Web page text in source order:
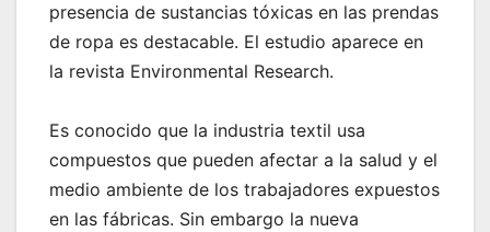
presencia de sustancias tóxicas en las prendas
de ropa es destacable. El estudio aparece en
la revista Environmental Research.
Es conocido que la industria textil usa
compuestos que pueden afectar a la salud y el
medio ambiente de los trabajadores expuestos
en las fábricas. Sin embargo la nueva